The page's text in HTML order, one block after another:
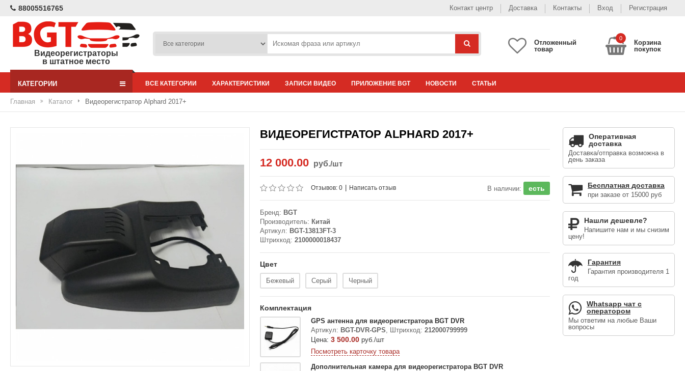
88005516765 Контакт центр Доставка Контакты Вход Регистрация
Видеорегистраторы
в штатное место
Отложенный
товар
0
Корзина
покупок
КАТЕГОРИИ ВСЕ КАТЕГОРИИ ХАРАКТЕРИСТИКИ ЗАПИСИ ВИДЕО ПРИЛОЖЕНИЕ BGT НОВОСТИ СТАТЬИ
Главная Каталог Видеорегистратор Alphard 2017+
ВИДЕОРЕГИСТРАТОР ALPHARD 2017+
12 000.00 руб./шт
Отзывов: 0 Написать отзыв В наличии: есть
Бренд: BGT
Производитель: Китай
Артикул: BGT-13813FT-3
Штрихкод: 2100000018437
Цвет
Бежевый Серый Черный
Комплектация
GPS антенна для видеорегистратора BGT DVR
Артикул: BGT-DVR-GPS, Штрихкод: 212000799999
Цена: 3 500.00 руб./шт
Посмотреть карточку товара
Дополнительная камера для видеорегистратора BGT DVR
Оперативная
доставка
Доставка/отправка возможна в
день заказа
Бесплатная доставка
при заказе от 15000 руб
Нашли дешевле?
Напишите нам и мы снизим
цену!
Гарантия
Гарантия производителя 1
год
Whatsapp чат с
оператором
Мы ответим на любые Ваши
вопросы